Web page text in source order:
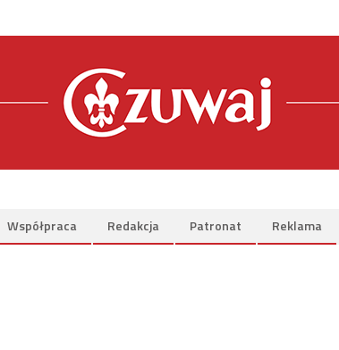
Współpraca Redakcja Patronat Reklama